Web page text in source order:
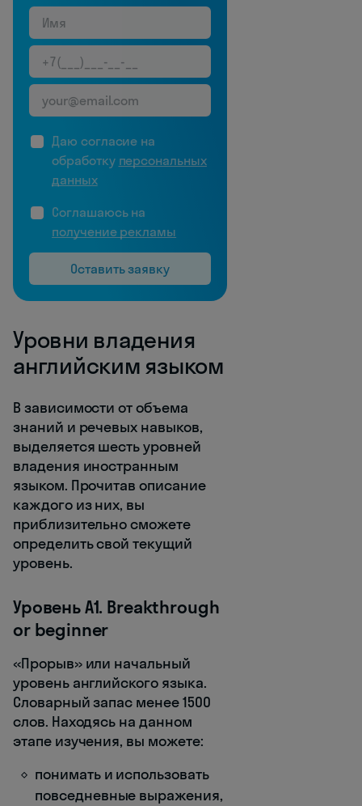
Даю согласие на
обработку персональных
данных
Соглашаюсь на
получение рекламы
Оставить заявку
Уровни владения
английским языком
В зависимости от объема
знаний и речевых навыков,
выделяется шесть уровней
владения иностранным
языком. Прочитав описание
каждого из них, вы
приблизительно сможете
определить свой текущий
уровень.
Уровень А1. Breakthrough
or beginner
«Прорыв» или начальный
уровень английского языка.
Словарный запас менее 1500
слов. Находясь на данном
этапе изучения, вы можете:
понимать и использовать
повседневные выражения,